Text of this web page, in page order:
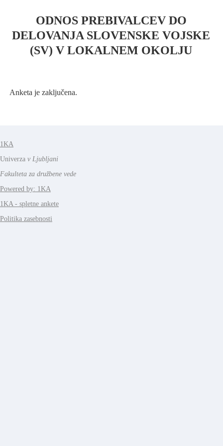
ODNOS PREBIVALCEV DO
DELOVANJA SLOVENSKE VOJSKE
(SV) V LOKALNEM OKOLJU
Anketa je zaključena.
1KA
Univerza v Ljubljani
Fakulteta za družbene vede
Powered by: 1KA
1KA - spletne ankete
Politika zasebnosti